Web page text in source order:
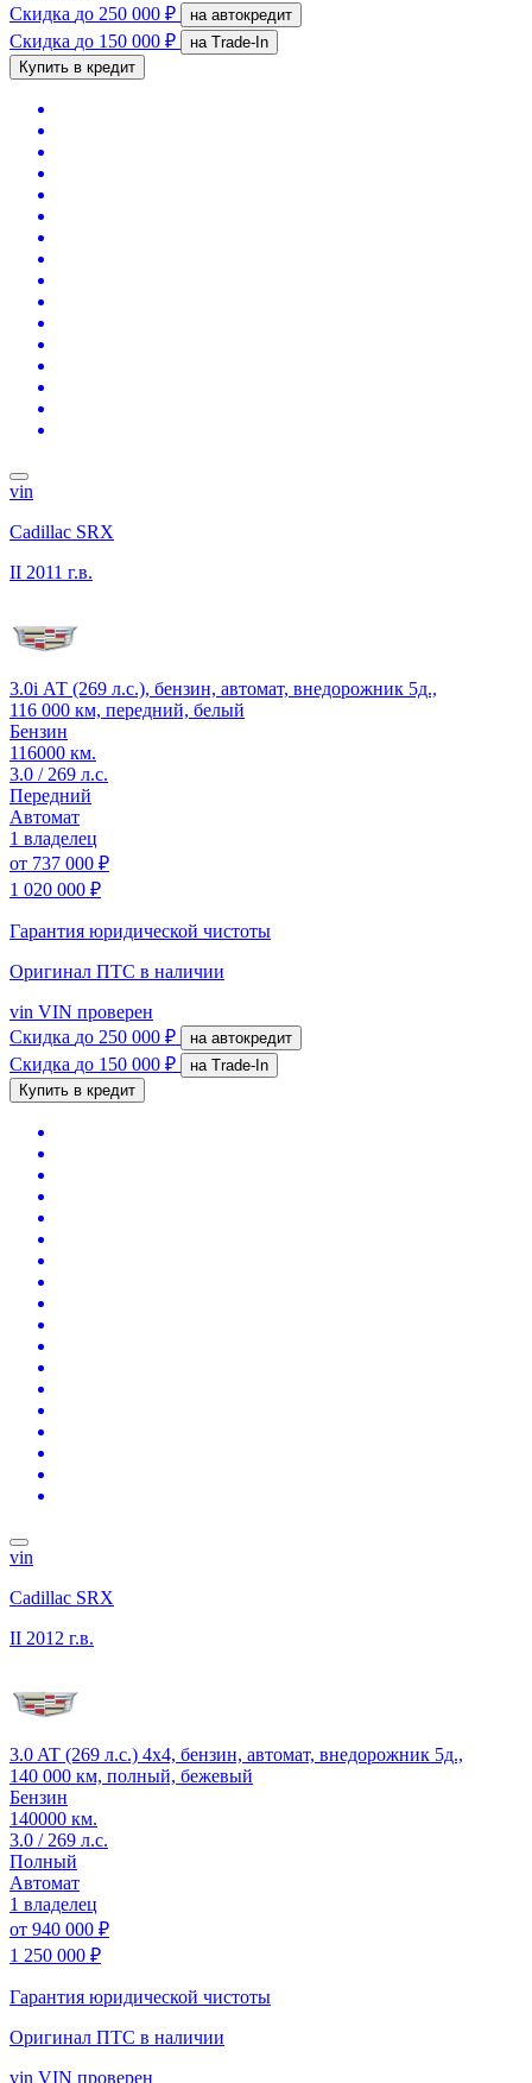
Скидка до 250 000 ₽ на автокредит
Скидка до 150 000 ₽
на Trade-In
Купить в кредит
vin
Cadillac SRX
II 2011 г.в.
3.0i АТ (269 л.с.), бензин, автомат, внедорожник 5д.,
116 000 км, передний, белый
Бензин
116000 км.
3.0 / 269 л.с.
Передний
Автомат
1 владелец
от 737 000 ₽
1 020 000 ₽
Гарантия юридической чистоты
Оригинал ПТС в наличии
vin VIN проверен
Скидка до 250 000 ₽ на автокредит
Скидка до 150 000 ₽
на Trade-In
Купить в кредит
vin
Cadillac SRX
II 2012 г.в.
3.0 AT (269 л.с.) 4x4, бензин, автомат, внедорожник 5д.,
140 000 км, полный, бежевый
Бензин
140000 км.
3.0 / 269 л.с.
Полный
Автомат
1 владелец
от 940 000 ₽
1 250 000 ₽
Гарантия юридической чистоты
Оригинал ПТС в наличии
vin VIN проверен